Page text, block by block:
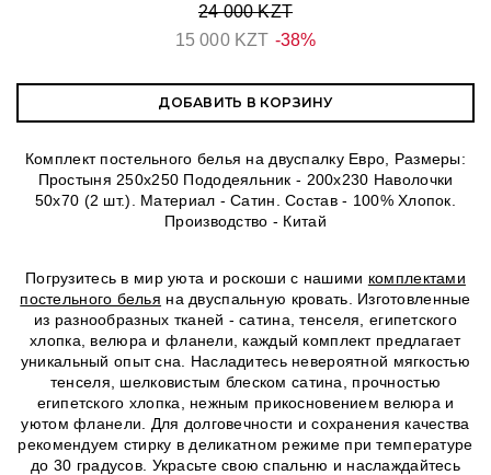
24 000 KZT
15 000 KZT -38%
ДОБАВИТЬ В КОРЗИНУ
Комплект постельного белья на двуспалку Евро, Размеры:
Простыня 250х250 Пододеяльник - 200х230 Наволочки
50х70 (2 шт.). Материал - Сатин. Состав - 100% Хлопок.
Производство - Китай
Погрузитесь в мир уюта и роскоши с нашими комплектами
постельного белья на двуспальную кровать. Изготовленные
из разнообразных тканей - сатина, тенселя, египетского
хлопка, велюра и фланели, каждый комплект предлагает
уникальный опыт сна. Насладитесь невероятной мягкостью
тенселя, шелковистым блеском сатина, прочностью
египетского хлопка, нежным прикосновением велюра и
уютом фланели. Для долговечности и сохранения качества
рекомендуем стирку в деликатном режиме при температуре
до 30 градусов. Украсьте свою спальню и наслаждайтесь